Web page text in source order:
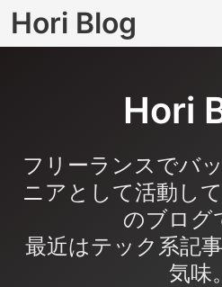
Hori Blog
Hori
フリーランスでバ
ニアとして活動し
のブログ
最近はテック系記
気味。